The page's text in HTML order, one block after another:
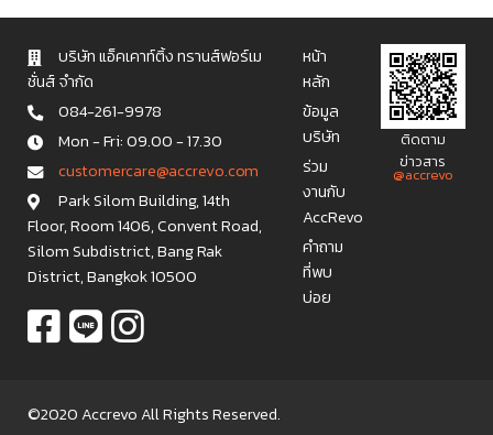
บริษัท แอ็คเคาท์ติ้ง ทรานส์ฟอร์เม
ชั่นส์ จำกัด
084-261-9978
Mon - Fri: 09.00 - 17.30
c u s t o m e r c a r e @ a c c r e v o . c o m
Park Silom Building, 14th
Floor, Room 1406, Convent Road,
Silom Subdistrict, Bang Rak
District, Bangkok 10500
หน้า
หลัก
ข้อมูล
บริษัท
ร่วม
งานกับ
AccRevo
คำถาม
ที่พบ
บ่อย
ติดตาม
ข่าวสาร
@accrevo
©2020 Accrevo All Rights Reserved.